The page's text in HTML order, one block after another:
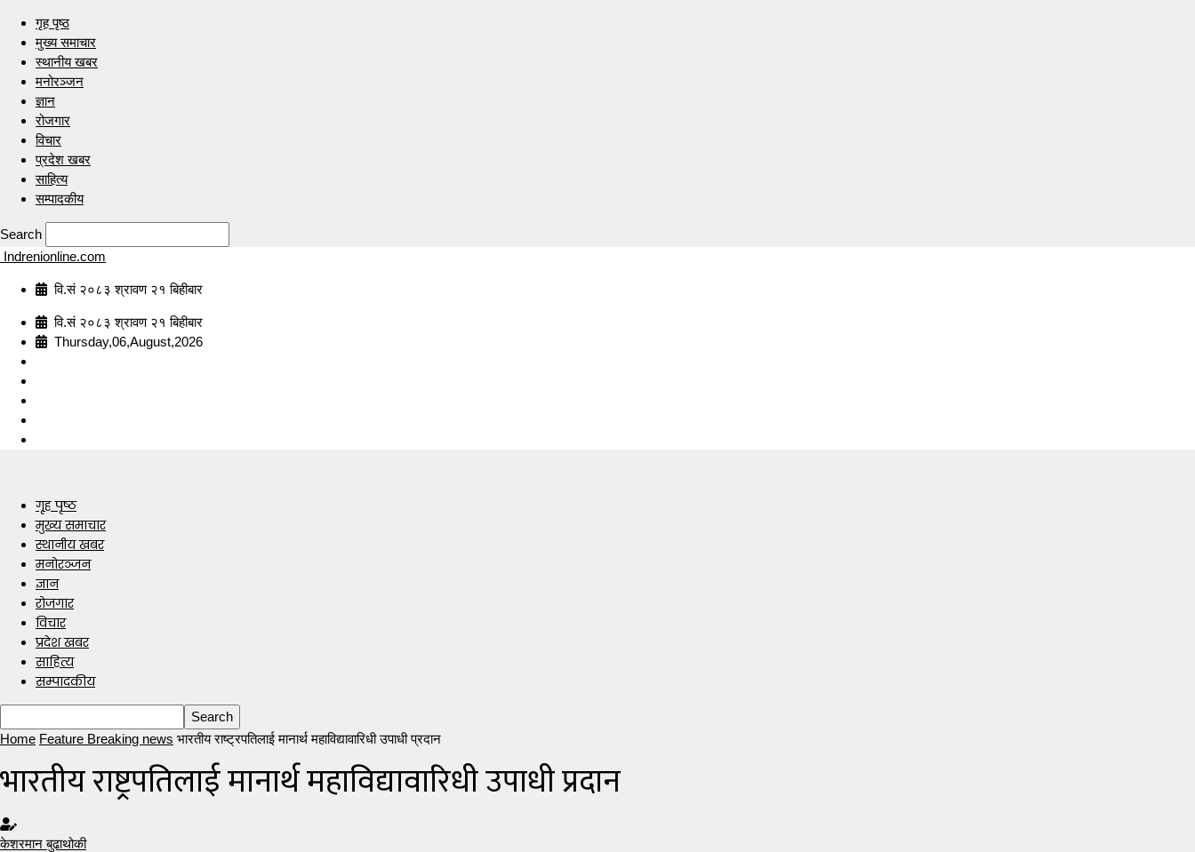
गृह पृष्ठ
मुख्य समाचार
स्थानीय खबर
मनोरञ्जन
ज्ञान
रोजगार
विचार
प्रदेश खबर
साहित्य
सम्पादकीय
Search
Indrenionline.com
वि.सं २०८३ श्रावण २१ बिहीबार
वि.सं २०८३ श्रावण २१ बिहीबार
Thursday,06,August,2026
गृह पृष्ठ
मुख्य समाचार
स्थानीय खबर
मनोरञ्जन
ज्ञान
रोजगार
विचार
प्रदेश खबर
साहित्य
सम्पादकीय
Home Feature Breaking news भारतीय राष्ट्रपतिलाई मानार्थ महाविद्यावारिधी उपाधी प्रदान
भारतीय राष्ट्रपतिलाई मानार्थ महाविद्यावारिधी उपाधी प्रदान
केशरमान बुढाथोकी